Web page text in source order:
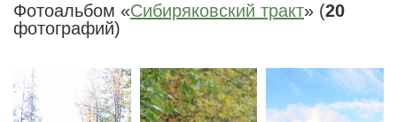
Фотоальбом «Сибиряковский тракт» (20
фотографий)